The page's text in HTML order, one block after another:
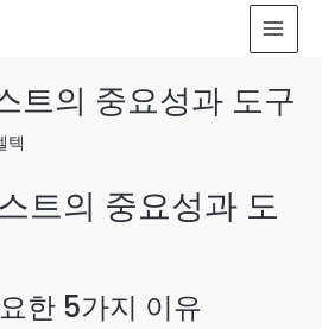
트의 중요성과 도구
텍
트의 중요성과 도
한 5가지 이유